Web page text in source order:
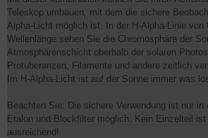
Teleskop umbauen, mit dem die sichere
Alpha-Licht möglich ist. In der H-Alpha-Linie von
Wellenlänge sehen Sie die Chromosphäre der
Atmosphärenschicht oberhalb der solaren
Protuberanzen, Filamente und andere zeitlich
Im H-Alpha-Licht ist auf der Sonne immer was
Beachten Sie: Die sichere Verwendung ist nur in
Etalon und Blockfilter möglich. Kein Einzelteil
ausreichend!